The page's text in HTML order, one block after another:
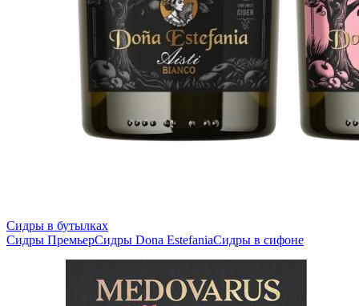
Сидры в бутылках
Сидры ПремьерСидры Dona EstefaniaСидры в сифоне